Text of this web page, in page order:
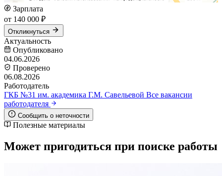
Зарплата
от 140 000 ₽
Откликнуться
Актуальность
Опубликовано
04.06.2026
Проверено
06.08.2026
Работодатель
ГКБ №31 им. академика Г.М. Савельевой Все вакансии
работодателя
Сообщить о неточности
Полезные материалы
Может пригодиться при поиске работы